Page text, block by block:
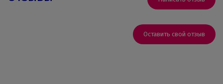
Оставить свой отзыв